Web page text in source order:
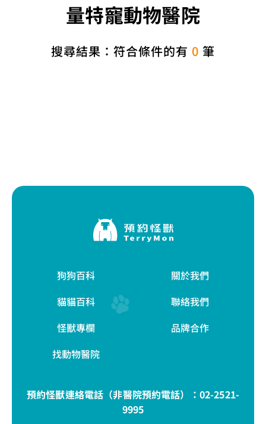
量特寵動物醫院
搜尋結果：符合條件的有 0 筆
狗狗百科
貓貓百科
怪獸專欄
找動物醫院
關於我們
聯絡我們
品牌合作
預約怪獸連絡電話（非醫院預約電話）： 02-2521-
9995